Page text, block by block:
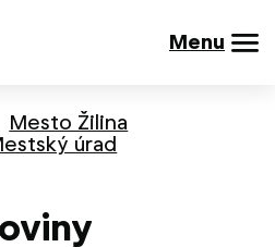
Menu
Mesto Žilina
úrad